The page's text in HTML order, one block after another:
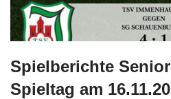
Spielberichte
Spieltag am